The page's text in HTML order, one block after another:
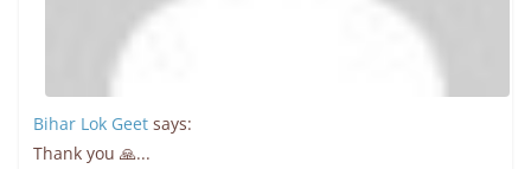
Bihar Lok Geet says:
Thank you 🙏...